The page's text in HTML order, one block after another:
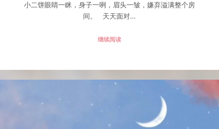
小二饼眼睛一眯，身子一咧，眉头一皱，嫌弃溢满整个房
间。 天天面对…
继续阅读